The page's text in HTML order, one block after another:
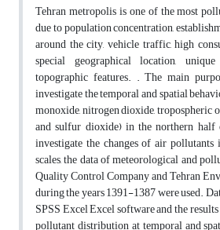
Tehran metropolis is one of the most
due to population concentration,
around the city, vehicle traffic, high
special geographical location,
topographic features. . The main
investigate the temporal and spatial
monoxide, nitrogen dioxide, tropospheric
and sulfur dioxide) in the northern
investigate the changes of air
scales, the data of meteorological and
Quality Control Company and Tehran
during the years 1391-1387 were used.
SPSS Excel Excel software and the